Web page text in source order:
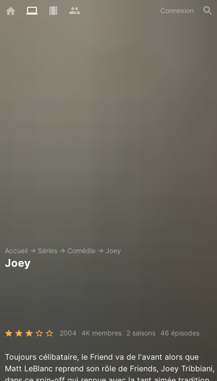
Connexion
Accueil → Séries → Comédie → Joey
Joey
2004 4K membres 2 saisons 46 épisodes
Toujours célibataire, le Friend va de l'avant alors que
Matt LeBlanc reprend son rôle de Friends, Joey Tribbiani,